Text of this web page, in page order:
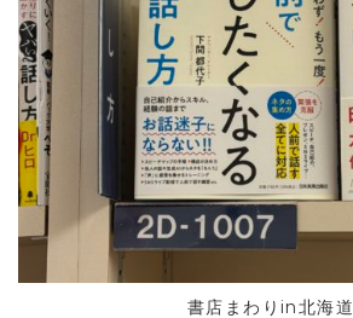
書店まわりin北海道